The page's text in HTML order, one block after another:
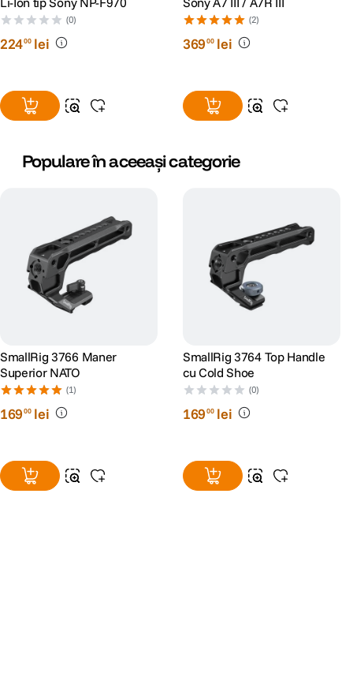
(0)
22400 lei
(2)
36900 lei
Populare în aceeași categorie
SmallRig 3766 Maner
Superior NATO
(1)
16900 lei
SmallRig 3764 Top Handle
cu Cold Shoe
(0)
16900 lei